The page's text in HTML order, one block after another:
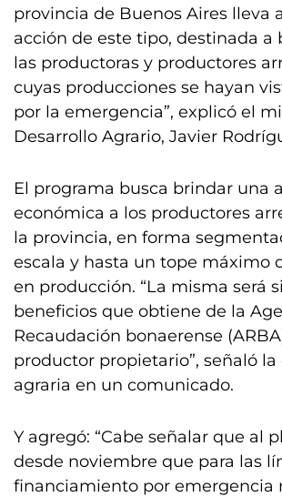
provincia de Buenos Aires lleva
acción de este tipo, destinada a
las productoras y productores
cuyas producciones se hayan
por la emergencia”, explicó el
Desarrollo Agrario, Javier
El programa busca brindar una
económica a los productores
la provincia, en forma
escala y hasta un tope máximo
en producción. “La misma será
beneficios que obtiene de la
Recaudación bonaerense
productor propietario”, señaló la
agraria en un comunicado.
Y agregó: “Cabe señalar que al
desde noviembre que para las
financiamiento por emergencia